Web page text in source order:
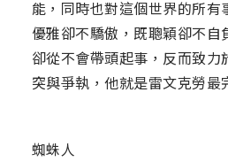
能，同時也對這個世界的所有
優雅卻不驕傲，既聰穎卻不自
卻從不會帶頭起事，反而致力
突與爭執，他就是雷文克勞最
蜘蛛人